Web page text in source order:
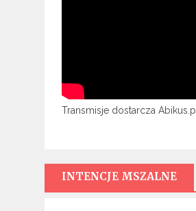
Transmisje dostarcza Abikus.pl
INTENCJE MSZALNE